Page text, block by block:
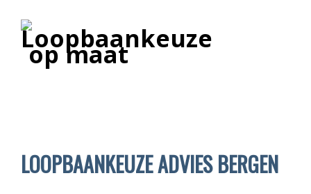
LOOPBAANKEUZE ADVIES BERGEN